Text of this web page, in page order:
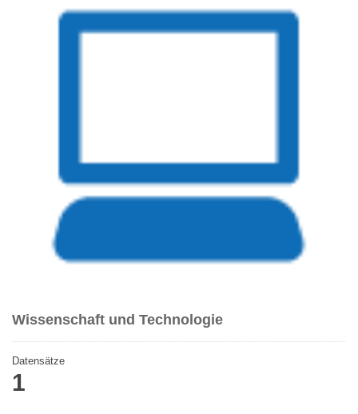
Wissenschaft und Technologie
Datensätze
1